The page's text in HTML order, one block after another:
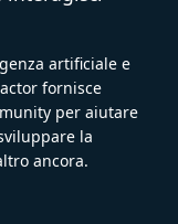
artificiale e
fornisce
per aiutare
la
ancora.